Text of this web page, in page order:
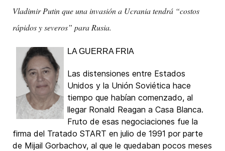
Vladimir Putin que una invasión a Ucrania tendrá “costos
rápidos y severos” para Rusia.
LA GUERRA FRIA
Las distensiones entre Estados
Unidos y la Unión Soviética hace
tiempo que habían comenzado, al
llegar Ronald Reagan a Casa Blanca.
Fruto de esas negociaciones fue la
firma del Tratado START en julio de 1991 por parte
de Mijail Gorbachov, al que le quedaban pocos meses